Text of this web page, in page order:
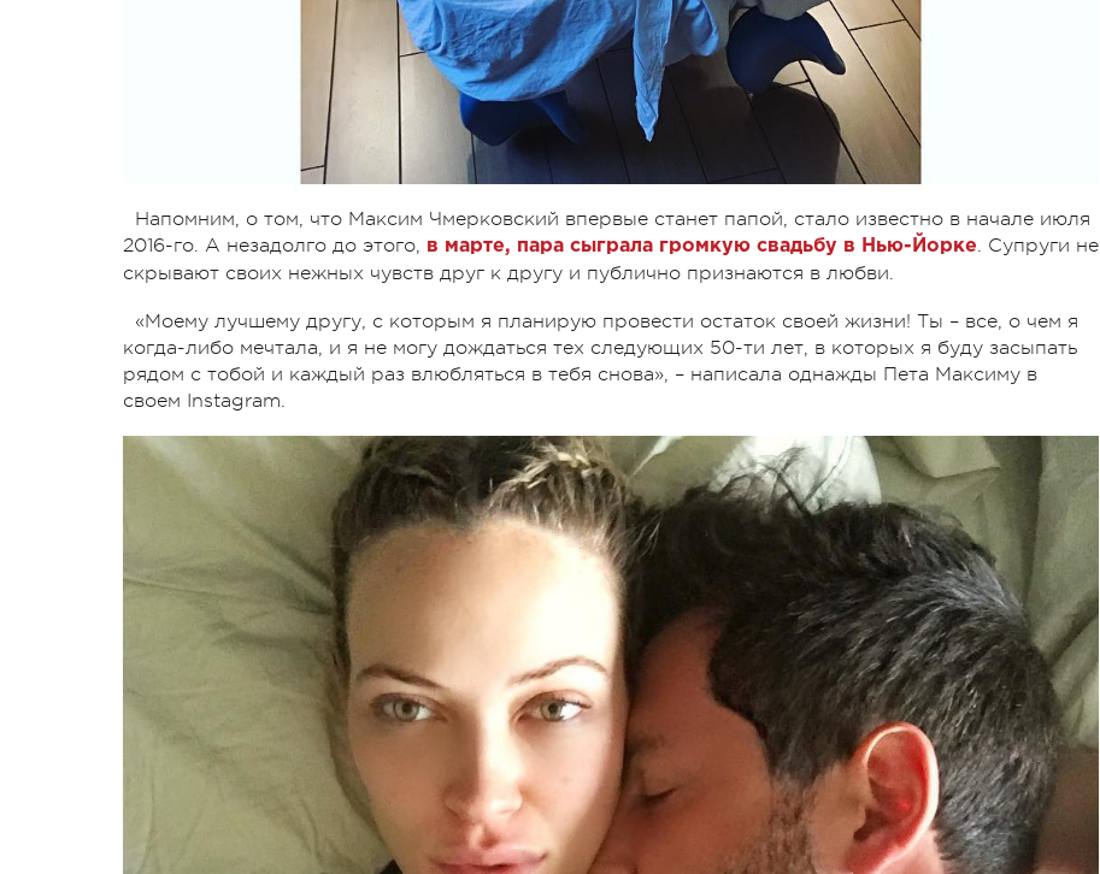
Напомним, о том, что Максим Чмерковский впервые станет папой, стало известно в начале июля
2016-го. А незадолго до этого, в марте, пара сыграла громкую свадьбу в Нью-Йорке. Супруги не
скрывают своих нежных чувств друг к другу и публично признаются в любви.
«Моему лучшему другу, с которым я планирую провести остаток своей жизни! Ты – все, о чем я
когда-либо мечтала, и я не могу дождаться тех следующих 50-ти лет, в которых я буду засыпать
рядом с тобой и каждый раз влюбляться в тебя снова», – написала однажды Пета Максиму в
своем Instagram.